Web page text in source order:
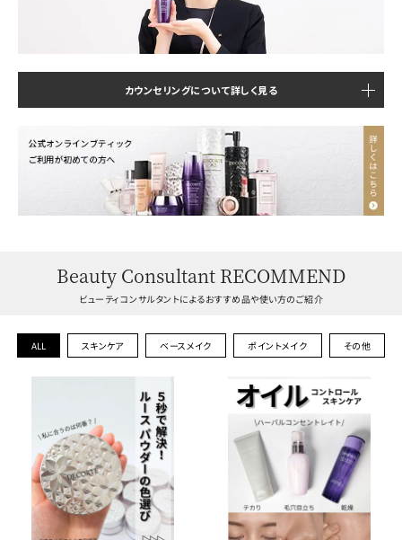
カウンセリングについて詳しく見る
Beauty Consultant RECOMMEND
ビューティコンサルタントによるおすすめ品や使い方のご紹介
スキンケア ベースメイク ポイントメイク その他